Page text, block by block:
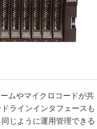
ムやマイクロコードが共
ラインインタフェースも
じように運用管理できる